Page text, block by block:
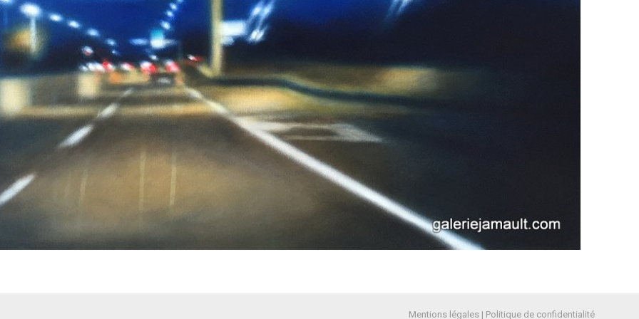
en garantissant la conformité avec les réglementations. Personnalisez vos préférences pour contrôler la manière dont vos informations sont
Mentions légales | Politique de confidentialité